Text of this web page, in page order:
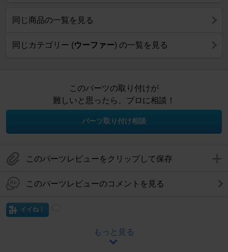
同じ商品の一覧を見る
同じカテゴリー (ウーファー) の一覧を見る
このパーツの取り付けが
難しいと思ったら、プロに相談！
パーツ取り付け相談
このパーツレビューをクリップして保存
このパーツレビューのコメントを見る
イイね！
もっと見る